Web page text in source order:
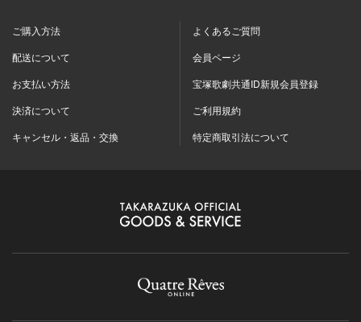
ご購入方法
配送について
お支払い方法
決済について
キャンセル・返品・交換
よくあるご質問
会員ページ
宝塚歌劇共通ID新規会員登録
ご利用規約
特定商取引法について